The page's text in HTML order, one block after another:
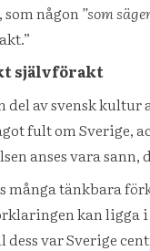
någon ”som
självförakt
del av svensk kultur
fult om Sverige,
anses vara
många tänkbara
kan ligga
dess var Sverige